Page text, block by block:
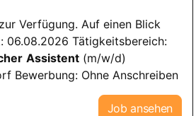
Verfügung. Auf einen Blick
06.08.2026 Tätigkeitsbereich:
Assistent (m/w/d)
Bewerbung: Ohne Anschreiben
Job ansehen